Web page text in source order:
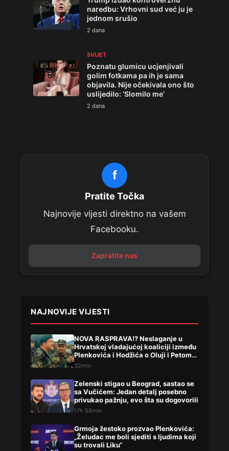
naredbu: Vrhovni sud već ju je
jednom srušio
2 dana
SVIJET
Poznatu glumicu ucjenjivali
golim fotkama pa ih je sama
objavila. Nije očekivala ono što
uslijedilo: ‘Slomilo me‘
2 dana
f
Pratite Točka
Najnovije vijesti direktno na vašem
Facebooku.
Zapratite nas
NAJNOVIJE VIJESTI
NOVA RASPRAVA!? Neslaganje u
Hrvatskoj vladajućoj koaliciji između
Plenkovića i Hodžića o Oluji i Petom
korpusu ARBIH!
32min
Zelenski stigao u Beograd, sastao se
sa Vučićem: Jedan detalj posebno
privukao pažnju, evo šta su dogovorili
17h 56min
Grmoja žestoko prozvao Plenkovića:
„Želudac me boli sjediti s ljudima koji
su trovali Liku“